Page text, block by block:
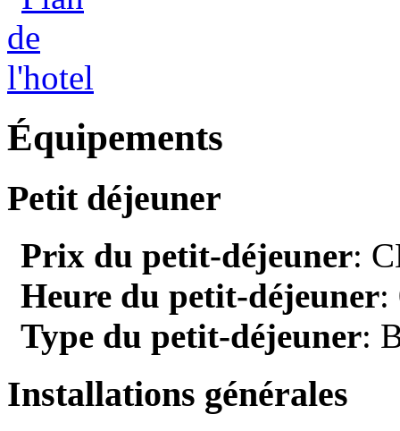
Équipements
Petit déjeuner
Prix du petit-déjeuner:
Heure du petit-déjeuner:
Type du petit-déjeuner:
Installations générales